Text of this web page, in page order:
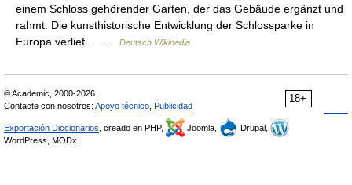
einem Schloss gehörender Garten, der das Gebäude ergänzt und
rahmt. Die kunsthistorische Entwicklung der Schlossparke in
Europa verlief… …
Deutsch Wikipedia
18+
© Academic, 2000-2026
Contacte con nosotros: Apoyo técnico Publicidad
Exportación Diccionarios , creado en PHP, Joomla,
Drupal,
WordPress, MODx.